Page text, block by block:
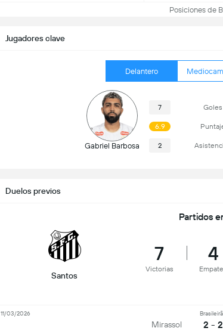
Posiciones de
Jugadores clave
Delantero
Gabriel Barbosa
7 Goles
6.9
2
Duelos previos
Partidos
Santos
7
Victorias
4
Mirassol 2 - 2
11/03/2026